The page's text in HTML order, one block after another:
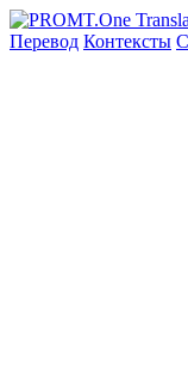
Перевод Контексты